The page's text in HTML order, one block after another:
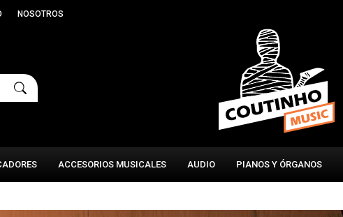
ACCESORIOS MUSICALES AUDIO PIANOS Y ÓRGANOS
NOSOTROS